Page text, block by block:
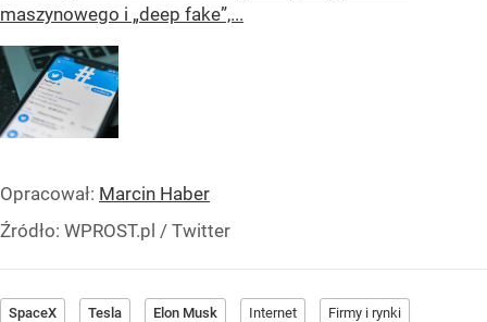
maszynowego i „deep fake”,...
Opracował: Marcin Haber
Źródło: WPROST.pl / Twitter
SpaceX Tesla Elon Musk Internet Firmy i rynki